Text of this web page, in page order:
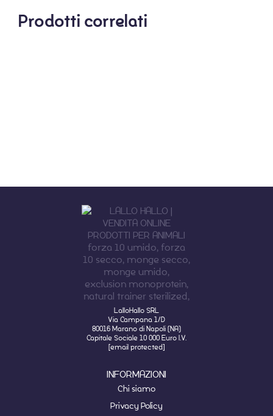
Prodotti correlati
LalloHallo SRL
Via Campana 1/D
80016 Marano di Napoli (NA)
Capitale Sociale 10 000 Euro I.V.
[email protected]
INFORMAZIONI
Chi siamo
Privacy Policy